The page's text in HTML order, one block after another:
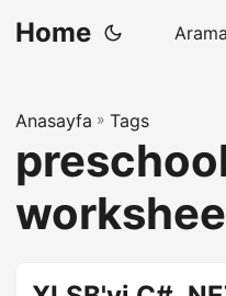
Home Arama
Anasayfa » Tags